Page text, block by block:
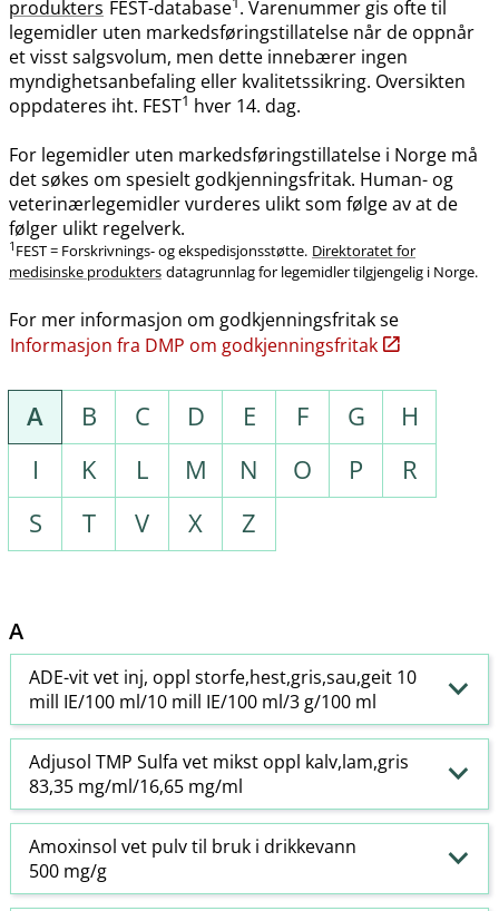
produkters FEST-database . Varenummer gis ofte til
legemidler uten markedsføringstillatelse når de oppnår
et visst salgsvolum, men dette innebærer ingen
myndighetsanbefaling eller kvalitetssikring. Oversikten
oppdateres iht. FEST1 hver 14. dag.
For legemidler uten markedsføringstillatelse i Norge må
det søkes om spesielt godkjenningsfritak. Human- og
veterinærlegemidler vurderes ulikt som følge av at de
følger ulikt regelverk.
1 FEST = Forskrivnings- og ekspedisjonsstøtte. Direktoratet for
medisinske produkters datagrunnlag for legemidler tilgjengelig i Norge.
For mer informasjon om godkjenningsfritak se
Informasjon fra DMP om godkjenningsfritak
A B C D E F G
H
I
K L M N O P
R
S
T V X Z
A
ADE-vit vet inj, oppl storfe,hest,gris,sau,geit 10
mill IE/100 ml/10 mill IE/100 ml/3 g/100 ml
Adjusol TMP Sulfa vet mikst oppl kalv,lam,gris
83,35 mg/ml/16,65 mg/ml
Amoxinsol vet pulv til bruk i drikkevann
500 mg/g